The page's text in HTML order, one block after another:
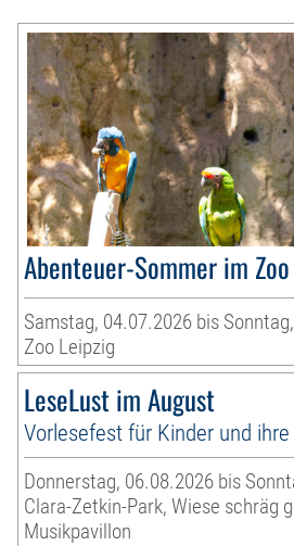
Abenteuer-Sommer im
Samstag, 04.07.2026 bis
Zoo Leipzig
LeseLust im August
Vorlesefest für Kinder und
Donnerstag, 06.08.2026 bis
Clara-Zetkin-Park, Wiese schräg
Musikpavillon